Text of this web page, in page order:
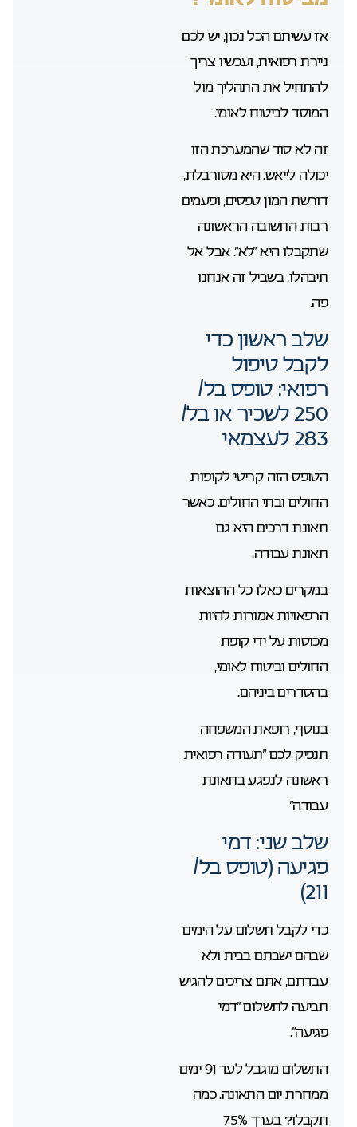
אז עשיתם הכל נכון, יש לכם
ניירת רפואית, ועכשיו צריך
להתחיל את התהליך מול
המוסד לביטוח לאומי.
זה לא סוד שהמערכת הזו
יכולה לייאש. היא מסורבלת,
דורשת המון טפסים, ופעמים
רבות התשובה הראשונה
שתקבלו היא “לא”. אבל אל
תיבהלו, בשביל זה אנחנו
פה.
שלב ראשון כדי
לקבל טיפול
רפואי: טופס בל/
250 לשכיר או בל/
283 לעצמאי
הטופס הזה קריטי לקופות
החולים ובתי החולים. כאשר
תאונת דרכים היא גם
תאונת עבודה.
במקרים כאלו כל ההוצאות
הרפאויות אמורות להיות
מכוסות על ידי קופת
החולים וביטוח לאומי,
בהסדרים ביניהם.
בנוסף, רופאת המשפחה
תנפיק לכם “תעודה רפואית
ראשונה לנפגע בתאונת
עבודה”
שלב שני: דמי
פגיעה (טופס בל/
211)
כדי לקבל תשלום על הימים
שבהם ישבתם בבית ולא
עבדתם, אתם צריכים להגיש
תביעה לתשלום “דמי
פגיעה”.
התשלום מוגבל לעד 91 ימים
ממחרת יום התאונה. כמה
תקבלו? בערך 75%